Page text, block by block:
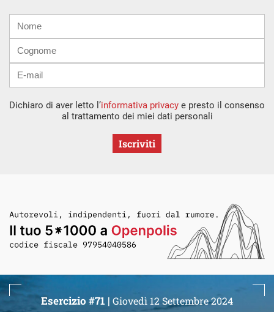
mail
Dichiaro di aver letto l’informativa privacy e presto il consenso
al trattamento dei miei dati personali
Iscriviti
Esercizio #71 | Giovedì 12 Settembre 2024